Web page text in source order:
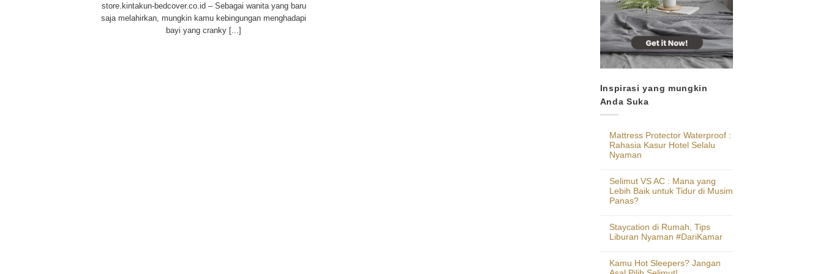
store.kintakun-bedcover.co.id – Sebagai wanita yang baru
saja melahirkan, mungkin kamu kebingungan menghadapi
bayi yang cranky [...]
Inspirasi yang mungkin
Anda Suka
Mattress Protector Waterproof :
Rahasia Kasur Hotel Selalu
Nyaman
Selimut VS AC : Mana yang
Lebih Baik untuk Tidur di Musim
Panas?
Staycation di Rumah, Tips
Liburan Nyaman #DariKamar
Kamu Hot Sleepers? Jangan